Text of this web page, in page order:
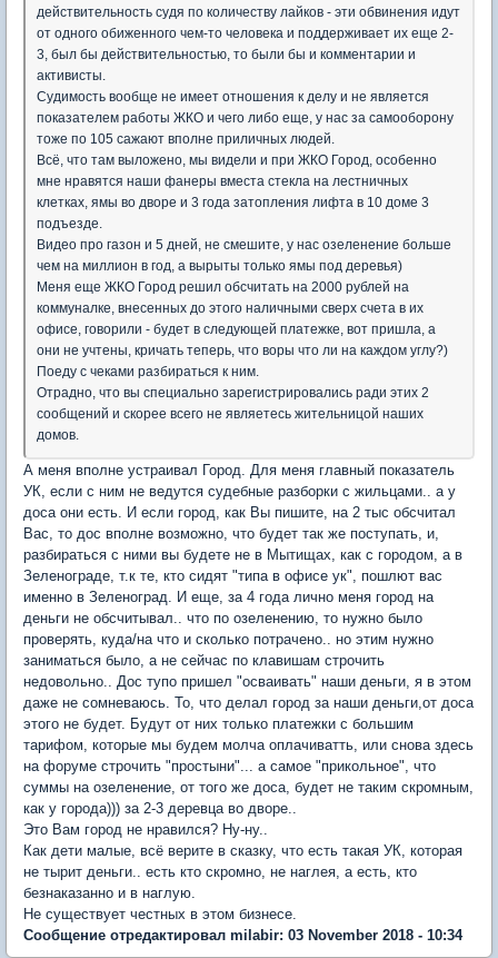
действительность судя по количеству лайков - эти обвинения идут
от одного обиженного чем-то человека и поддерживает их еще 2-
3, был бы действительностью, то были бы и комментарии и
активисты.
Судимость вообще не имеет отношения к делу и не является
показателем работы ЖКО и чего либо еще, у нас за самооборону
тоже по 105 сажают вполне приличных людей.
Всё, что там выложено, мы видели и при ЖКО Город, особенно
мне нравятся наши фанеры вместа стекла на лестничных
клетках, ямы во дворе и 3 года затопления лифта в 10 доме 3
подъезде.
Видео про газон и 5 дней, не смешите, у нас озеленение больше
чем на миллион в год, а вырыты только ямы под деревья)
Меня еще ЖКО Город решил обсчитать на 2000 рублей на
коммуналке, внесенных до этого наличными сверх счета в их
офисе, говорили - будет в следующей платежке, вот пришла, а
они не учтены, кричать теперь, что воры что ли на каждом углу?)
Поеду с чеками разбираться к ним.
Отрадно, что вы специально зарегистрировались ради этих 2
сообщений и скорее всего не являетесь жительницой наших
домов.
А меня вполне устраивал Город. Для меня главный показатель
УК, если с ним не ведутся судебные разборки с жильцами.. а у
доса они есть. И если город, как Вы пишите, на 2 тыс обсчитал
Вас, то дос вполне возможно, что будет так же поступать, и,
разбираться с ними вы будете не в Мытищах, как с городом, а в
Зеленограде, т.к те, кто сидят "типа в офисе ук", пошлют вас
именно в Зеленоград. И еще, за 4 года лично меня город на
деньги не обсчитывал.. что по озеленению, то нужно было
проверять, куда/на что и сколько потрачено.. но этим нужно
заниматься было, а не сейчас по клавишам строчить
недовольно.. Дос тупо пришел "осваивать" наши деньги, я в этом
даже не сомневаюсь. То, что делал город за наши деньги,от доса
этого не будет. Будут от них только платежки с большим
тарифом, которые мы будем молча оплачиватть, или снова здесь
на форуме строчить "простыни"... а самое "прикольное", что
суммы на озеленение, от того же доса, будет не таким скромным,
как у города))) за 2-3 деревца во дворе..
Это Вам город не нравился? Ну-ну..
Как дети малые, всё верите в сказку, что есть такая УК, которая
не тырит деньги.. есть кто скромно, не наглея, а есть, кто
безнаказанно и в наглую.
Не существует честных в этом бизнесе.
Сообщение отредактировал milabir: 03 November 2018 - 10:34